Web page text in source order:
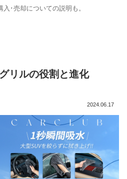
･売却についての説明も。
リルの役割と進化
2024.06.17